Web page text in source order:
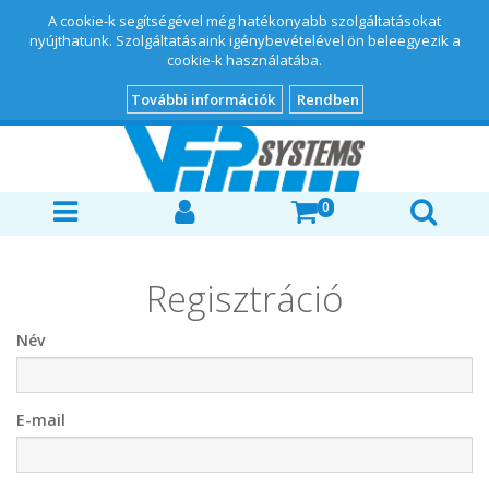
A cookie-k segítségével még hatékonyabb szolgáltatásokat
nyújthatunk. Szolgáltatásaink igénybevételével ön beleegyezik a
cookie-k használatába.
További információk
Rendben
0
Regisztráció
Név
E-mail